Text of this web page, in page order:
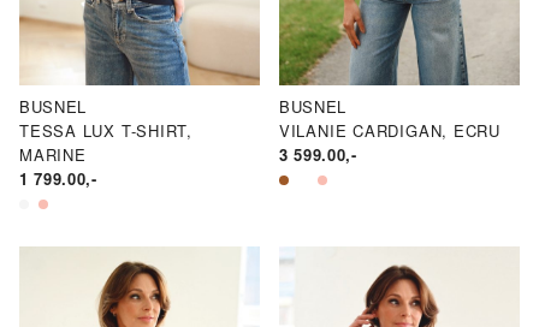
BUSNEL
TESSA LUX T-SHIRT,
MARINE
1 799.00,-
BUSNEL
VILANIE CARDIGAN, ECRU
3 599.00,-